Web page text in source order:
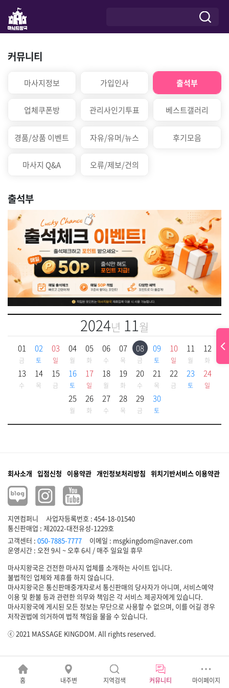
홈 내주변 지역검색 커뮤니티 마이페이지
커뮤니티
마사지정보 가입인사 출석부
업체쿠폰방 관리사인기투표 베스트갤러리
경품/상품 이벤트 자유/유머/뉴스 후기모음
마사지 Q&A 오류/제보/건의
출석부
2024년 11월
01
금
02
토
03
일
04
월
05
화
06
수
07
목
08
금
09
토
10
일
11
월
12
화
13
수
14
목
15
금
16
토
17
일
18
월
19
화
20
수
21
목
22
금
23
토
24
일
25
월
26
화
27
수
28
목
29
금
30
토
회사소개 입점신청 이용약관 개인정보처리방침 위치기반서비스 이용약관
지연컴퍼니
사업자등록번호 : 454-18-01540
통신판매업 : 제2022-대전유성-1229호
고객센터 : 050-7885-7777 이메일 : msgkingdom@naver.com
마사지왕국은 건전한 마사지 업체를 소개하는 사이트 입니다.
불법적인 업체와 제휴를 하지 않습니다.
마사지왕국은 통신판매중개자로서 통신판매의 당사자가 아니며, 서비스예약
이용 및 환불 등과 관련한 의무와 책임은 각 서비스 제공자에게 있습니다.
마사지왕국에 게시된 모든 정보는 무단으로 사용할 수 없으며, 이를 어길 경우
저작권법에 의거하여 법적 책임을 물을 수 있습니다.
ⓒ 2021 MASSAGE KINGDOM. All rights reserved.